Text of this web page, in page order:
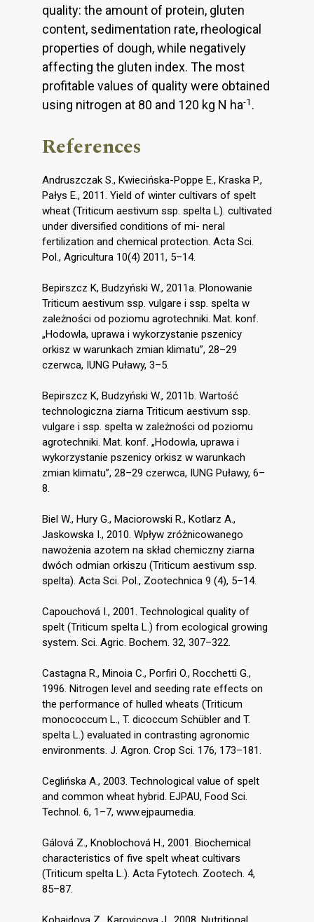
quality: the amount of protein, gluten
content, sedimentation rate, rheological
properties of dough, while negatively
affecting the gluten index. The most
profitable values of quality were obtained
using nitrogen at 80 and 120 kg N ha-1 .
References
Andruszczak S., Kwiecińska-Poppe E., Kraska P.,
Pałys E., 2011. Yield of winter cultivars of spelt
wheat (Triticum aestivum ssp. spelta L). cultivated
under diversified conditions of mi- neral
fertilization and chemical protection. Acta Sci.
Pol., Agricultura 10(4) 2011, 5–14.
Bepirszcz K, Budzyński W., 2011a. Plonowanie
Triticum aestivum ssp. vulgare i ssp. spelta w
zależności od poziomu agrotechniki. Mat. konf.
„Hodowla, uprawa i wykorzystanie pszenicy
orkisz w warunkach zmian klimatu”, 28–29
czerwca, IUNG Puławy, 3–5.
Bepirszcz K, Budzyński W., 2011b. Wartość
technologiczna ziarna Triticum aestivum ssp.
vulgare i ssp. spelta w zależności od poziomu
agrotechniki. Mat. konf. „Hodowla, uprawa i
wykorzystanie pszenicy orkisz w warunkach
zmian klimatu”, 28–29 czerwca, IUNG Puławy, 6–
8.
Biel W., Hury G., Maciorowski R., Kotlarz A.,
Jaskowska I., 2010. Wpływ zróżnicowanego
nawożenia azotem na skład chemiczny ziarna
dwóch odmian orkiszu (Triticum aestivum ssp.
spelta). Acta Sci. Pol., Zootechnica 9 (4), 5–14.
Capouchová I., 2001. Technological quality of
spelt (Triticum spelta L.) from ecological growing
system. Sci. Agric. Bochem. 32, 307–322.
Castagna R., Minoia C., Porfiri O., Rocchetti G.,
1996. Nitrogen level and seeding rate effects on
the performance of hulled wheats (Triticum
monococcum L., T. dicoccum Schübler and T.
spelta L.) evaluated in contrasting agronomic
environments. J. Agron. Crop Sci. 176, 173–181.
Ceglińska A., 2003. Technological value of spelt
and common wheat hybrid. EJPAU, Food Sci.
Technol. 6, 1–7, www.ejpaumedia.
Gálová Z., Knoblochová H., 2001. Biochemical
characteristics of five spelt wheat cultivars
(Triticum spelta L.). Acta Fytotech. Zootech. 4,
85–87.